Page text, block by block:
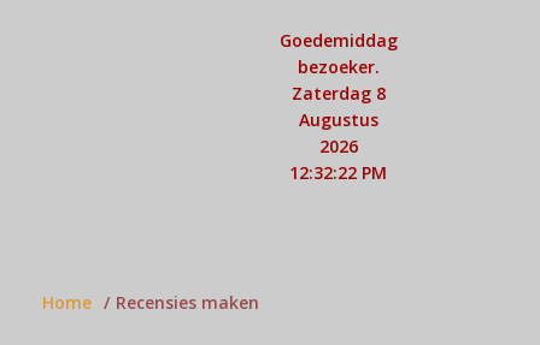
Goedemiddag
bezoeker.
Zaterdag 8
Augustus
2026
12:32:23 PM
Home Recensies maken